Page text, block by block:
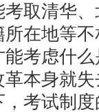
取清华
在地等
考虑什
本身就
考试制